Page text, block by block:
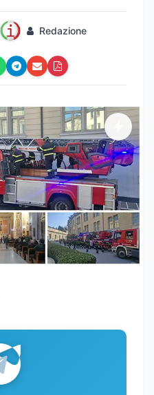
Redazione